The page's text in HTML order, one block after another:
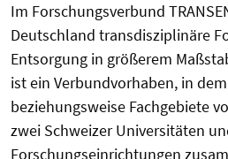
Im Forschungsverbund
Deutschland transdisziplinäre
Entsorgung in größerem
ist ein Verbundvorhaben, in
beziehungsweise Fachgebiete
zwei Schweizer Universitäten
Forschungseinrichtungen